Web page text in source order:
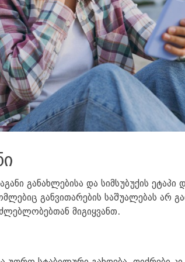
განახლებისა და სიმსუბუქის ეტაპი
განვითარების საშუალებას არ
მიგიყვანთ.